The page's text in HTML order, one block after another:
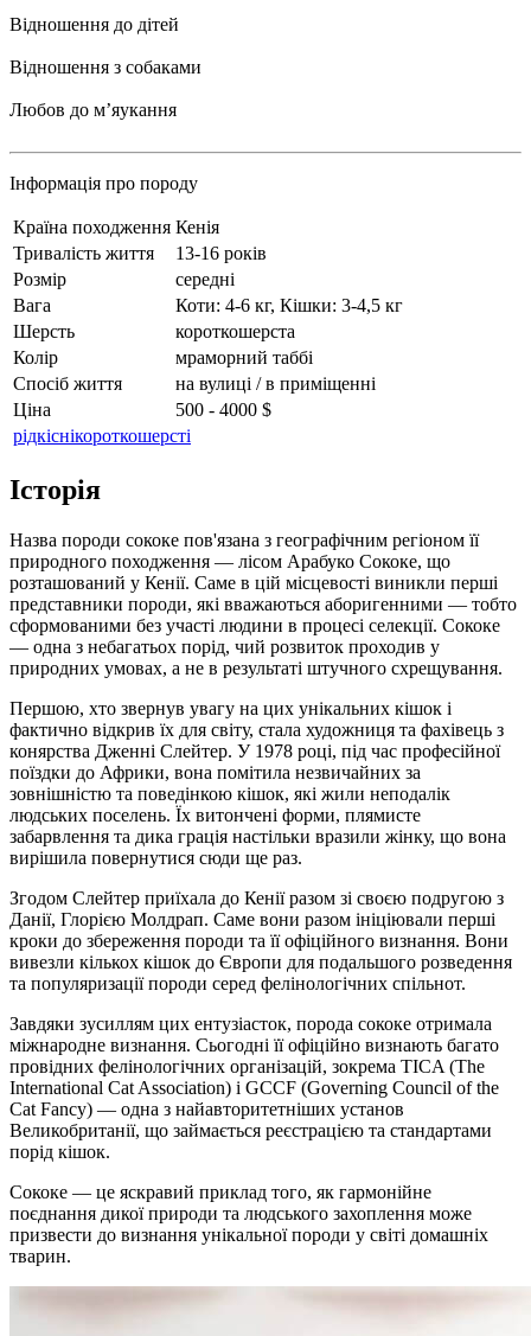
Відношення до дітей
Відношення з собаками
Любов до мʼяукання
Інформація про породу
Країна походження Кенія
Тривалість життя
13-16 років
Розмір
середні
Вага
Коти: 4-6 кг, Кішки: 3-4,5 кг
Шерсть
короткошерста
Колір
мраморний таббі
Спосіб життя
на вулиці / в приміщенні
Ціна
500 - 4000 $
рідкіснікороткошерсті
Історія
Назва породи сококе пов'язана з географічним регіоном її
природного походження — лісом Арабуко Сококе, що
розташований у Кенії. Саме в цій місцевості виникли перші
представники породи, які вважаються аборигенними — тобто
сформованими без участі людини в процесі селекції. Сококе
— одна з небагатьох порід, чий розвиток проходив у
природних умовах, а не в результаті штучного схрещування.
Першою, хто звернув увагу на цих унікальних кішок і
фактично відкрив їх для світу, стала художниця та фахівець з
конярства Дженні Слейтер. У 1978 році, під час професійної
поїздки до Африки, вона помітила незвичайних за
зовнішністю та поведінкою кішок, які жили неподалік
людських поселень. Їх витончені форми, плямисте
забарвлення та дика грація настільки вразили жінку, що вона
вирішила повернутися сюди ще раз.
Згодом Слейтер приїхала до Кенії разом зі своєю подругою з
Данії, Глорією Молдрап. Саме вони разом ініціювали перші
кроки до збереження породи та її офіційного визнання. Вони
вивезли кількох кішок до Європи для подальшого розведення
та популяризації породи серед фелінологічних спільнот.
Завдяки зусиллям цих ентузіасток, порода сококе отримала
міжнародне визнання. Сьогодні її офіційно визнають багато
провідних фелінологічних організацій, зокрема TICA (The
International Cat Association) і GCCF (Governing Council of the
Cat Fancy) — одна з найавторитетніших установ
Великобританії, що займається реєстрацією та стандартами
порід кішок.
Сококе — це яскравий приклад того, як гармонійне
поєднання дикої природи та людського захоплення може
призвести до визнання унікальної породи у світі домашніх
тварин.